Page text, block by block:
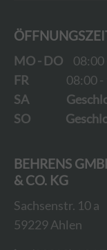
MO - DO
08:00
FR
08:00
SA
SO
BEHRENS
& CO. KG
Sachsenstr. 10 a
59229 Ahlen